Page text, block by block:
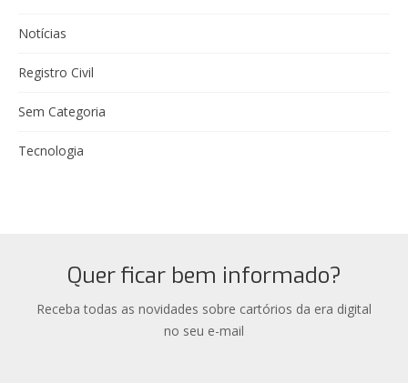
Notícias
Registro Civil
Sem Categoria
Tecnologia
Quer ficar bem informado?
Receba todas as novidades sobre cartórios da era digital
no seu e-mail